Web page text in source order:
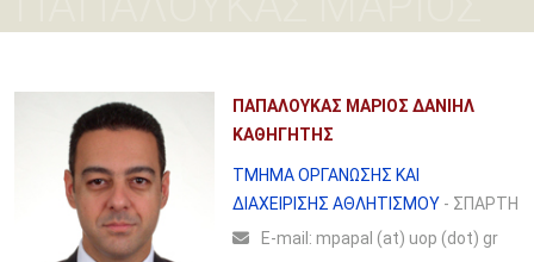
ΠΑΠΑΛΟΥΚΑΣ ΜΑΡΙΟΣ ΔΑΝΙΗΛ
ΚΑΘΗΓΗΤΗΣ
ΤΜΗΜΑ ΟΡΓΑΝΩΣΗΣ ΚΑΙ
ΔΙΑΧΕΙΡΙΣΗΣ ΑΘΛΗΤΙΣΜΟΥ - ΣΠΑΡΤΗ
Ε-mail:mpapal (at) uop (dot) gr